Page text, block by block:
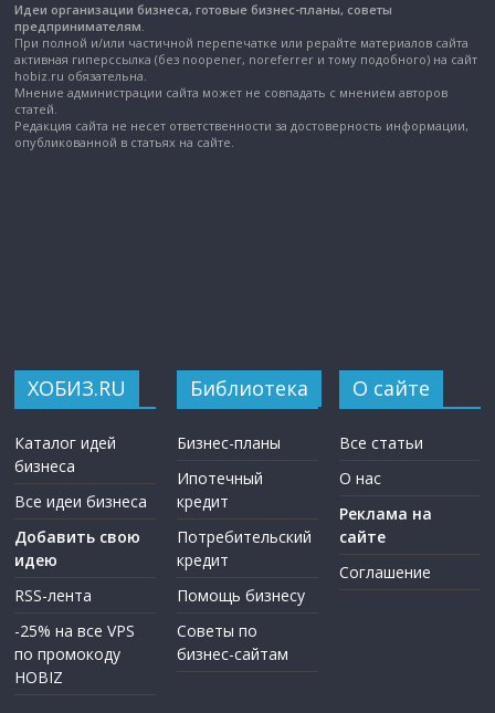
Идеи организации бизнеса, готовые бизнес-планы, советы
предпринимателям.
При полной и/или частичной перепечатке или рерайте материалов сайта
активная гиперссылка (без noopener, noreferrer и тому подобного) на сайт
hobiz.ru обязательна.
Мнение администрации сайта может не совпадать с мнением авторов
статей.
Редакция сайта не несет ответственности за достоверность информации,
опубликованной в статьях на сайте.
ХОБИЗ.RU
Каталог идей
бизнеса
Все идеи бизнеса
Добавить свою
идею
RSS-лента
-25% на все VPS
по промокоду
HOBIZ
Библиотека
Бизнес-планы
Ипотечный
кредит
Потребительский
кредит
Помощь бизнесу
Советы по
бизнес-сайтам
О сайте
Все статьи
О нас
Реклама на
сайте
Соглашение